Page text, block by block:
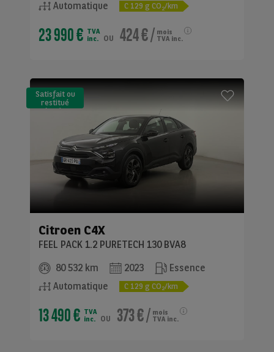
Automatique
C 129 g CO2/km
23 990 € TVA
inc.
ou 424 €/ mois
TVA inc.
Satisfait ou
restitué
(LLD)*
Citroen C4X
FEEL PACK 1.2 PURETECH 130 BVA8
80 532 km
2023
Essence
Automatique
C 129 g CO2/km
13 490 € TVA
inc.
ou 373 €/ mois
TVA inc.